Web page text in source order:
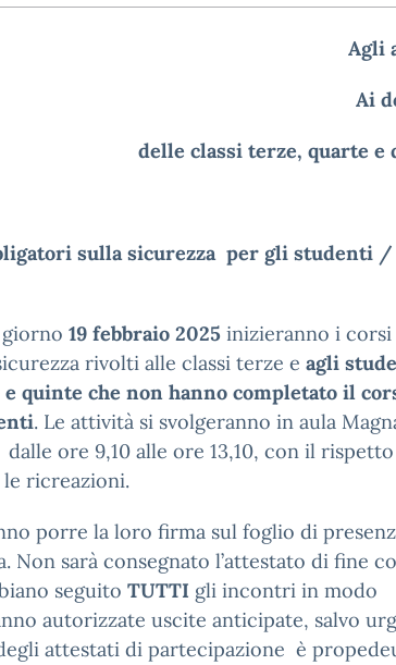
Agli
Ai
delle classi terze, quarte e
sulla sicurezza per gli studenti /
19 febbraio 2025 inizieranno i corsi
rivolti alle classi terze e agli
quinte che non hanno completato il
. Le attività si svolgeranno in aula
ore 9,10 alle ore 13,10, con il
ricreazioni.
porre la loro firma sul foglio di
Non sarà consegnato l’attestato di fine
seguito TUTTI gli incontri in modo
autorizzate uscite anticipate, salvo
attestati di partecipazione è